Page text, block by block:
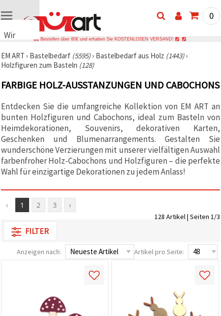
Wir
Cookies
🍪 Wir
Cookies
ähnliche
Technologien,
um das
ordnungsgemäße
Funktionieren
der Website
sicherzustellen,
Nutzungserlebnis
zu
und, mit
Ihrer
Einwilligung,
analysieren
relevantere
Inhalte und
0
Bestellen über 80€ und erhalten Sie KOSTENLOSEN VERSAND!
EM ART › Bastelbedarf (5595)› Bastelbedarf aus Holz (1443)›
Holzfiguren zum Basteln (128)
FARBIGE HOLZ-AUSSTANZUNGEN UND CABOCHONS
Entdecken Sie die umfangreiche Kollektion von EM ART an
bunten Holzfiguren und Cabochons, ideal zum Basteln von
Heimdekorationen, Souvenirs, dekorativen Karten,
Geschenken und Blumenarrangements. Gestalten Sie
wunderschöne Verzierungen mit unserer vielfältigen Auswahl
farbenfroher Holz-Cabochons und Holzfiguren – die perfekte
Wahl für einzigartige Dekorationen zu jedem Anlass!
‹ 1 2 3 ›
128 Artikel | Seiten 1/3
FILTER
Anzeigen nach: Artikel pro Seite: